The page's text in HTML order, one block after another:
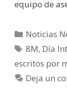
equipo de
Categorías
Noticias
Etiquetas
8M, Día
escritos por
Deja un